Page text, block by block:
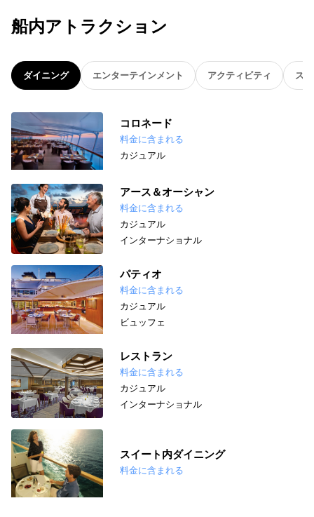
船内アトラクション
ダイニング エンターテインメント アクティビティ ス
コロネード
料金に含まれる
カジュアル
アース＆オーシャン
料金に含まれる
カジュアル
インターナショナル
パティオ
料金に含まれる
カジュアル
ビュッフェ
レストラン
料金に含まれる
カジュアル
インターナショナル
スイート内ダイニング
料金に含まれる